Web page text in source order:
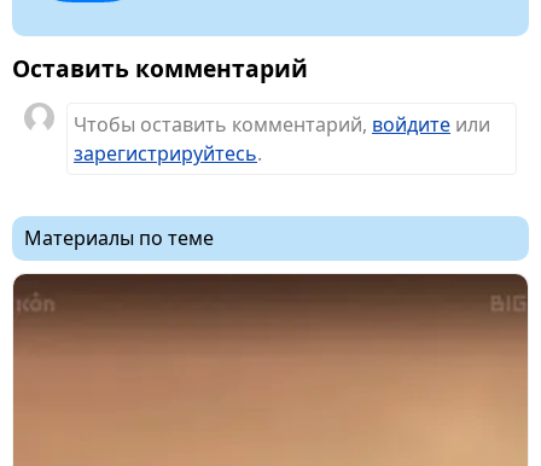
Оставить комментарий
Чтобы оставить комментарий, войдите или
зарегистрируйтесь.
Материалы по теме